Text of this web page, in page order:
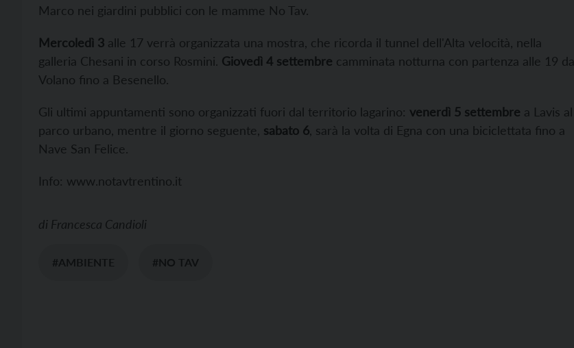
Marco nei giardini pubblici con le mamme No Tav.
Mercoledì 3 alle 17 verrà organizzata una mostra, che ricorda il tunnel dell'Alta velocità, nella
galleria Chesani in corso Rosmini. Giovedì 4 settembre camminata notturna con partenza alle 19 da
Volano fino a Besenello.
Gli ultimi appuntamenti sono organizzati fuori dal territorio lagarino: venerdì 5 settembre a Lavis al
parco urbano, mentre il giorno seguente, sabato 6 , sarà la volta di Egna con una biciclettata fino a
Nave San Felice.
Info: www.notavtrentino.it
di Francesca Candioli
#AMBIENTE #NO TAV